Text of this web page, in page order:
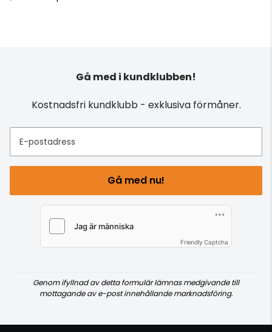
Gå med i kundklubben!
Kostnadsfri kundklubb - exklusiva förmåner.
E-postadress
Gå med nu!
Friendly Captcha
Genom ifyllnad av detta formulär lämnas medgivande till
mottagande av e-post innehållande marknadsföring.